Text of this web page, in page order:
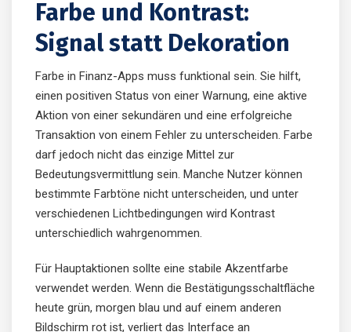
Farbe und Kontrast:
Signal statt Dekoration
Farbe in Finanz-Apps muss funktional sein. Sie hilft,
einen positiven Status von einer Warnung, eine aktive
Aktion von einer sekundären und eine erfolgreiche
Transaktion von einem Fehler zu unterscheiden. Farbe
darf jedoch nicht das einzige Mittel zur
Bedeutungsvermittlung sein. Manche Nutzer können
bestimmte Farbtöne nicht unterscheiden, und unter
verschiedenen Lichtbedingungen wird Kontrast
unterschiedlich wahrgenommen.
Für Hauptaktionen sollte eine stabile Akzentfarbe
verwendet werden. Wenn die Bestätigungsschaltfläche
heute grün, morgen blau und auf einem anderen
Bildschirm rot ist, verliert das Interface an